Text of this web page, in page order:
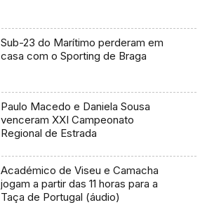
Sub-23 do Marítimo perderam em
casa com o Sporting de Braga
Paulo Macedo e Daniela Sousa
venceram XXI Campeonato
Regional de Estrada
Académico de Viseu e Camacha
jogam a partir das 11 horas para a
Taça de Portugal (áudio)